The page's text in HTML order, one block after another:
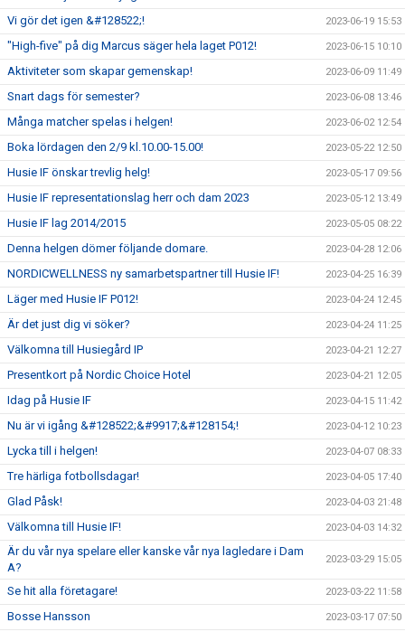
Vi gör det igen &#128522;! 2023-06-19 15:53
"High-five" på dig Marcus säger hela laget P012! 2023-06-15 10:10
Aktiviteter som skapar gemenskap! 2023-06-09 11:49
Snart dags för semester? 2023-06-08 13:46
Många matcher spelas i helgen! 2023-06-02 12:54
Boka lördagen den 2/9 kl.10.00-15.00! 2023-05-22 12:50
Husie IF önskar trevlig helg! 2023-05-17 09:56
Husie IF representationslag herr och dam 2023 2023-05-12 13:49
Husie IF lag 2014/2015 2023-05-05 08:22
Denna helgen dömer följande domare. 2023-04-28 12:06
NORDICWELLNESS ny samarbetspartner till Husie IF! 2023-04-25 16:39
Läger med Husie IF P012! 2023-04-24 12:45
Är det just dig vi söker? 2023-04-24 11:25
Välkomna till Husiegård IP 2023-04-21 12:27
Presentkort på Nordic Choice Hotel 2023-04-21 12:05
Idag på Husie IF 2023-04-15 11:42
Nu är vi igång &#128522;&#9917;&#128154;! 2023-04-12 10:23
Lycka till i helgen! 2023-04-07 08:33
Tre härliga fotbollsdagar! 2023-04-05 17:40
Glad Påsk! 2023-04-03 21:48
Välkomna till Husie IF! 2023-04-03 14:32
Är du vår nya spelare eller kanske vår nya lagledare i Dam
A?
2023-03-29 15:05
Se hit alla företagare! 2023-03-22 11:58
Bosse Hansson 2023-03-17 07:50